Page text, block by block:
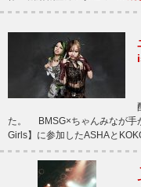
た。 BMSG×ちゃんみなが手
Girls】に参加したASHAと